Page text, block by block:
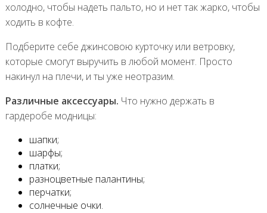
холодно, чтобы надеть пальто, но и нет так жарко, чтобы
ходить в кофте.
Подберите себе джинсовою курточку или ветровку,
которые смогут выручить в любой момент. Просто
накинул на плечи, и ты уже неотразим.
Различные аксессуары. Что нужно держать в
гардеробе модницы:
шапки;
шарфы;
платки;
разноцветные палантины;
перчатки;
солнечные очки.